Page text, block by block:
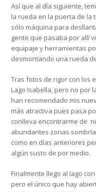
Así que al día siguiente,
la rueda en la puerta de la
sólo máquina para
gente que pasaba por allí
equipaje y herramientas
desmontando una rueda
Tras fotos de rigor con los
Lago Isabella, pero no por
han recomendado mis
más atractiva pues pasa
conlleva encontrarme de
abundantes zonas
como en días anteriores
algún susto de por medio.
Finalmente llego al lago
pero el único que hay